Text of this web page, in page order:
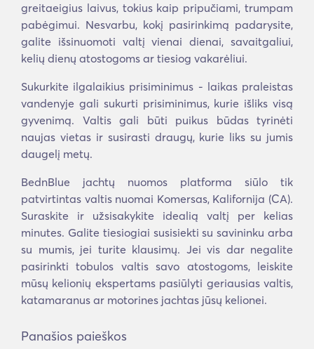
greitaeigius laivus, tokius kaip pripučiami, trumpam
pabėgimui. Nesvarbu, kokį pasirinkimą padarysite,
galite išsinuomoti valtį vienai dienai, savaitgaliui,
kelių dienų atostogoms ar tiesiog vakarėliui.
Sukurkite ilgalaikius prisiminimus - laikas praleistas
vandenyje gali sukurti prisiminimus, kurie išliks visą
gyvenimą. Valtis gali būti puikus būdas tyrinėti
naujas vietas ir susirasti draugų, kurie liks su jumis
daugelį metų.
BednBlue jachtų nuomos platforma siūlo tik
patvirtintas valtis nuomai Komersas, Kalifornija (CA).
Suraskite ir užsisakykite idealią valtį per kelias
minutes. Galite tiesiogiai susisiekti su savininku arba
su mumis, jei turite klausimų. Jei vis dar negalite
pasirinkti tobulos valtis savo atostogoms, leiskite
mūsų kelionių ekspertams pasiūlyti geriausias valtis,
katamaranus ar motorines jachtas jūsų kelionei.
Panašios paieškos